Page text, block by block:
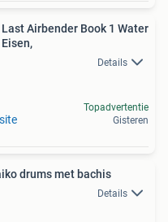
Airbender Book 1 Water
Details
Topadvertentie
Gisteren
drums met bachis
Details